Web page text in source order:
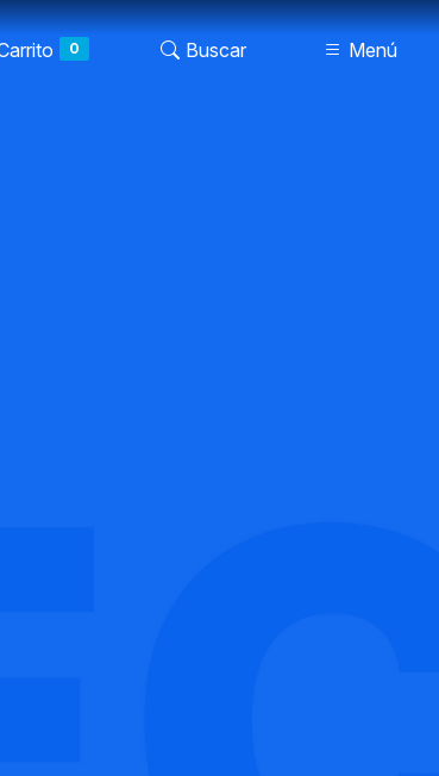
0 Buscar Menú